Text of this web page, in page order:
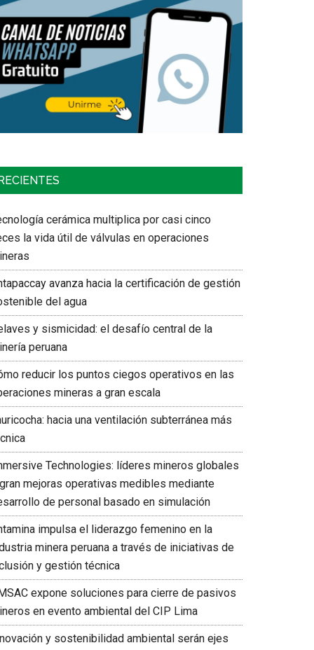
RECIENTES
cerámica multiplica por casi cinco
la vida útil de válvulas en operaciones
avanza hacia la certificación de gestión
del agua
y sismicidad: el desafío central de la
peruana
reducir los puntos ciegos operativos en las
mineras a gran escala
hacia una ventilación subterránea más
Technologies: líderes mineros globales
mejoras operativas medibles mediante
de personal basado en simulación
impulsa el liderazgo femenino en la
minera peruana a través de iniciativas de
y gestión técnica
expone soluciones para cierre de pasivos
en evento ambiental del CIP Lima
y sostenibilidad ambiental serán ejes